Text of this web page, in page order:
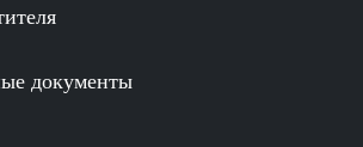
документы